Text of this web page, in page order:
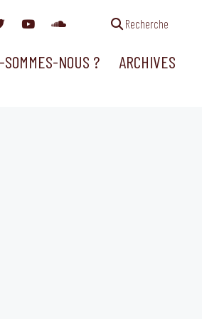
Recherche
NOUS ? ARCHIVES